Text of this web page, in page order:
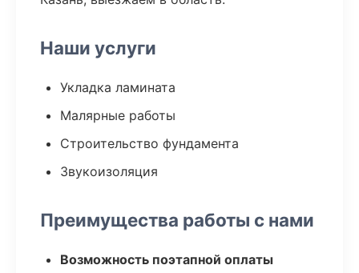
Наши услуги
Укладка ламината
Малярные работы
Строительство фундамента
Звукоизоляция
Преимущества работы с нами
Возможность поэтапной оплаты